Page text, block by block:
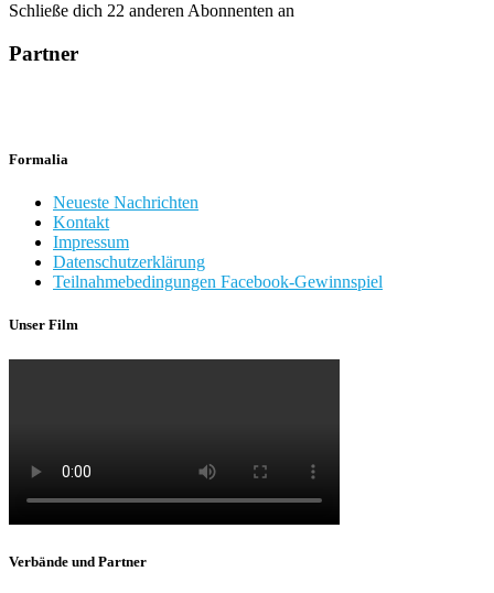
Schließe dich 22 anderen Abonnenten an
Partner
Formalia
Neueste Nachrichten
Kontakt
Impressum
Datenschutzerklärung
Teilnahmebedingungen Facebook-Gewinnspiel
Unser Film
Verbände und Partner